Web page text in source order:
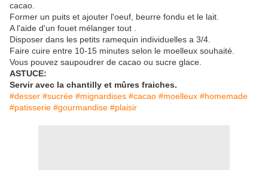
cacao.
Former un puits et ajouter l'oeuf, beurre fondu et le lait.
A l'aide d'un fouet mélanger tout .
Disposer dans les petits ramequin individuelles a 3/4.
Faire cuire entre 10-15 minutes selon le moelleux souhaité.
Vous pouvez saupoudrer de cacao ou sucre glace.
ASTUCE:
Servir avec la chantilly et mûres fraiches.
#desser #sucrée #mignardises #cacao #moelleux #homemade
#patisserie #gourmandise #plaisir